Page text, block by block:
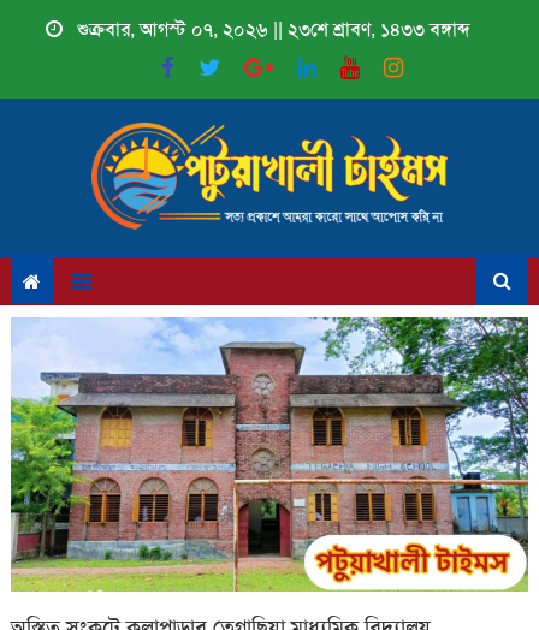
শুক্রবার, আগস্ট ০৭, ২০২৬ || ২৩শে শ্রাবণ, ১৪৩৩ বঙ্গাব্দ